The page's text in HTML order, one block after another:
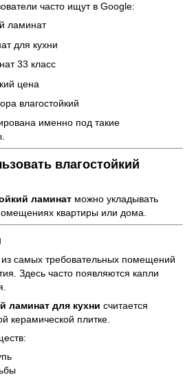
часто ищут в Google:
ламинат
для кухни
33 класс
цена
влагостойкий
именно под такие
влагостойкий
ламинат можно укладывать
квартиры или дома.
самых требовательных помещений
Здесь часто появляются капли
ламинат для кухни считается
керамической плитке.